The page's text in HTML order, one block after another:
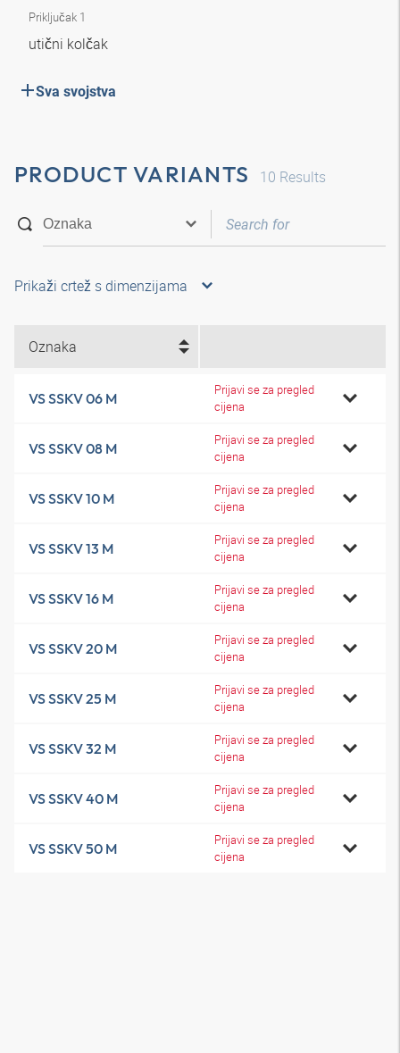
Priključak 1
utični kolčak
Sva svojstva
PRODUCT VARIANTS 10 Results
Prikaži crtež s dimenzijama
Oznaka
VS SSKV 06 M
Prijavi se za pregled
cijena
VS SSKV 08 M
Prijavi se za pregled
cijena
VS SSKV 10 M
Prijavi se za pregled
cijena
VS SSKV 13 M
Prijavi se za pregled
cijena
VS SSKV 16 M
Prijavi se za pregled
cijena
VS SSKV 20 M
Prijavi se za pregled
cijena
VS SSKV 25 M
Prijavi se za pregled
cijena
VS SSKV 32 M
Prijavi se za pregled
cijena
VS SSKV 40 M
Prijavi se za pregled
cijena
VS SSKV 50 M
Prijavi se za pregled
cijena